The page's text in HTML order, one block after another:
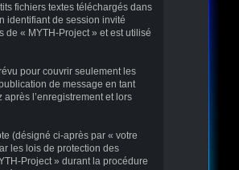
fichiers textes téléchargés dans
identifiant de session invité
« MYTH-Project » et est utilisé
pour couvrir seulement les
de message en tant
l’enregistrement et lors
(désigné ci-après par « votre
les lois de protection des
Project » durant la procédure